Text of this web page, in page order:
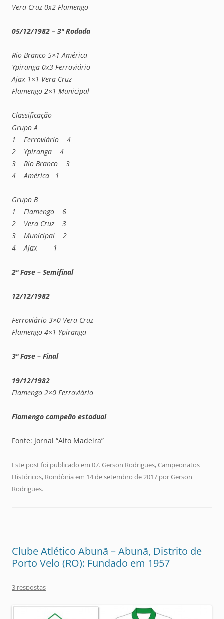
Vera Cruz 0x2 Flamengo
05/12/1982 – 3ª Rodada
Rio Branco 5×1 América
Ypiranga 0x3 Ferroviário
Ajax 1×1 Vera Cruz
Flamengo 2×1 Municipal
Classificação
Grupo A
1 Ferroviário 4
2 Ypiranga 4
3 Rio Branco 3
4 América 1
Grupo B
1 Flamengo 6
2 Vera Cruz 3
3 Municipal 2
4 Ajax 1
2ª Fase – Semifinal
12/12/1982
Ferroviário 3×0 Vera Cruz
Flamengo 4×1 Ypiranga
3ª Fase – Final
19/12/1982
Flamengo 2×0 Ferroviário
Flamengo campeão estadual
Fonte: Jornal “Alto Madeira”
Este post foi publicado em 07. Gerson Rodrigues,Campeonatos
Históricos, Rondônia em 14 de setembro de 2017 porGerson
Rodrigues.
Clube Atlético Abunã – Abunã, Distrito de
Porto Velo (RO): Fundado em 1957
3 respostas